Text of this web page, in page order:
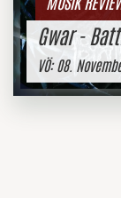
Gwar -
VÖ:08.